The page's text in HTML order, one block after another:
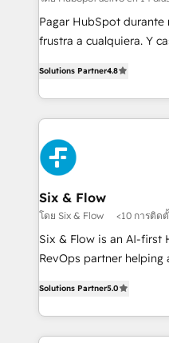
makes us different? 🚀 Top 0.5% of global HubSpot
agencies ⚙️ The strongest technical ability and
partners who will
business, processes and systems 🏢
complex use cases 🏆 CRM Implementation,
Platform Enablement,
Certified
Pagar HubSpot durante
frustra a cualquiera. Y
implementó. Trabajamos con un catálogo de +80
casos de uso: cada uno
concreto de tu
toma de 1 a 3 semanas
en paralelo cuando
confirmamos
Empiezas a ver
mes. 🏆 HubSpot Partner of the Year 2022, máximo
reconocimiento del
Partner, el nivel más alto. +700 clientes
Hospital ABC, Hogares
MacStore, Café Britt,
Solutions Partner4.8
Six & Flow
โดย Six & Flow <10 การติด
Six & Flow is an AI-first
RevOps partner
Operating across the
Canada, we’ve
HubSpot projects for
Solutions Partner5.0